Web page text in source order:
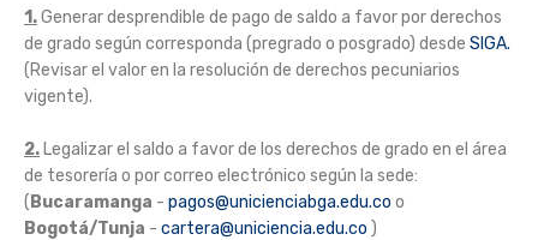
1.Generar desprendible de pago de saldo a favor por derechos
de grado según corresponda (pregrado o posgrado) desde SIGA.
(Revisar el valor en la resolución de derechos pecuniarios
vigente).
2. Legalizar el saldo a favor de los derechos de grado en el área
de tesorería o por correo electrónico según la sede:
( Bucaramanga - pagos@unicienciabga.edu.co o
Bogotá/Tunja - cartera@uniciencia.edu.co )